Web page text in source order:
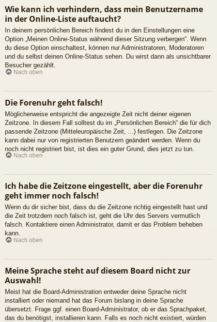
Wie kann ich verhindern, dass mein Benutzername
in der Online-Liste auftaucht?
In deinem persönlichen Bereich findest du in den Einstellungen eine
Option „Meinen Online-Status während dieser Sitzung verbergen“. Wenn
du diese Option einschaltest, können nur Administratoren, Moderatoren
und du selbst deinen Online-Status sehen. Du wirst dann als unsichtbarer
Besucher gezählt.
Nach oben
Die Forenuhr geht falsch!
Möglicherweise entspricht die angezeigte Zeit nicht deiner eigenen
Zeitzone. In diesem Fall solltest du im „Persönlichen Bereich“ die für dich
passende Zeitzone (Mitteleuropäische Zeit, ...) festlegen. Die Zeitzone
kann dabei nur von registrierten Benutzern geändert werden. Wenn du
noch nicht registriert bist, ist dies ein guter Grund, dies jetzt zu tun.
Nach oben
Ich habe die Zeitzone eingestellt, aber die Forenuhr
geht immer noch falsch!
Wenn du dir sicher bist, dass du die Zeitzone richtig eingestellt hast und
die Zeit trotzdem noch falsch ist, geht die Uhr des Servers vermutlich
falsch. Kontaktiere einen Administrator, damit er das Problem beheben
kann.
Nach oben
Meine Sprache steht auf diesem Board nicht zur
Auswahl!
Meist hat die Board-Administration entweder deine Sprache nicht
installiert oder niemand hat das Forum bislang in deine Sprache
übersetzt. Frage ggf. einen Board-Administrator, ob er das Sprachpaket,
das du benötigst, installieren kann. Falls es noch nicht existiert, würden